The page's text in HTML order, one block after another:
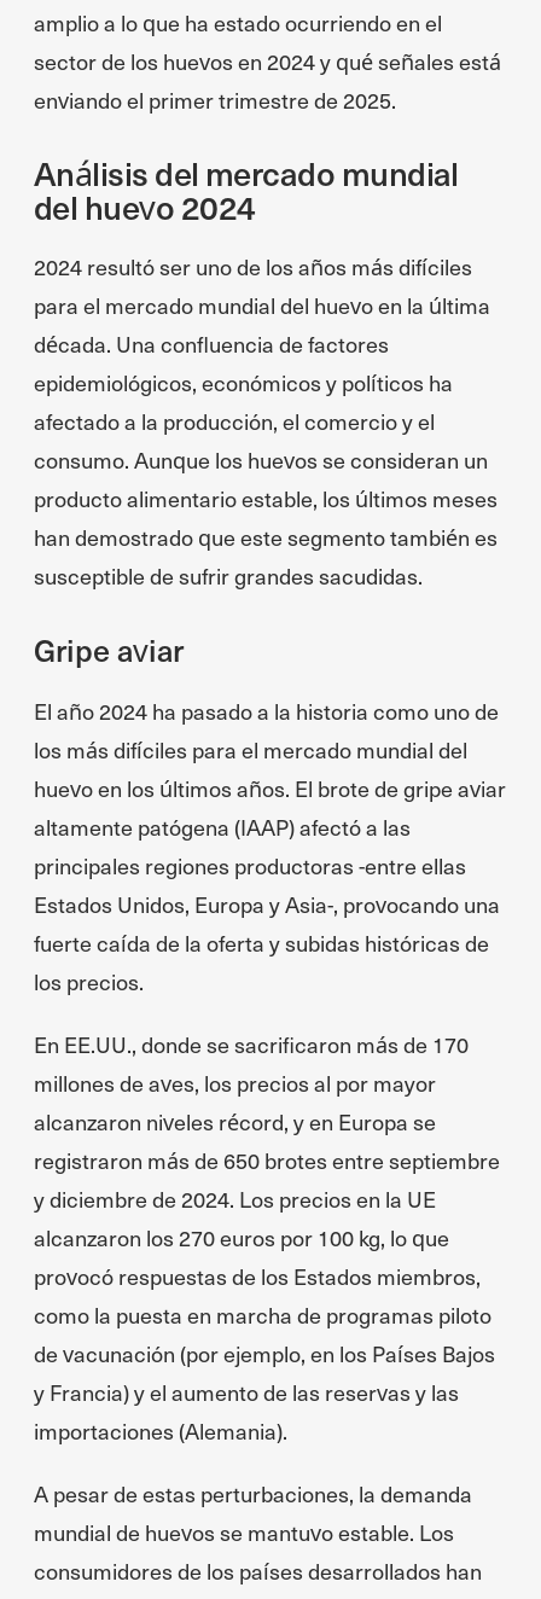
amplio a lo que ha estado ocurriendo en el
sector de los huevos en 2024 y qué señales está
enviando el primer trimestre de 2025.
Análisis del mercado mundial
del huevo 2024
2024 resultó ser uno de los años más difíciles
para el mercado mundial del huevo en la última
década. Una confluencia de factores
epidemiológicos, económicos y políticos ha
afectado a la producción, el comercio y el
consumo. Aunque los huevos se consideran un
producto alimentario estable, los últimos meses
han demostrado que este segmento también es
susceptible de sufrir grandes sacudidas.
Gripe aviar
El año 2024 ha pasado a la historia como uno de
los más difíciles para el mercado mundial del
huevo en los últimos años. El brote de gripe aviar
altamente patógena (IAAP) afectó a las
principales regiones productoras -entre ellas
Estados Unidos, Europa y Asia-, provocando una
fuerte caída de la oferta y subidas históricas de
los precios.
En EE.UU., donde se sacrificaron más de 170
millones de aves, los precios al por mayor
alcanzaron niveles récord, y en Europa se
registraron más de 650 brotes entre septiembre
y diciembre de 2024. Los precios en la UE
alcanzaron los 270 euros por 100 kg, lo que
provocó respuestas de los Estados miembros,
como la puesta en marcha de programas piloto
de vacunación (por ejemplo, en los Países Bajos
y Francia) y el aumento de las reservas y las
importaciones (Alemania).
A pesar de estas perturbaciones, la demanda
mundial de huevos se mantuvo estable. Los
consumidores de los países desarrollados han